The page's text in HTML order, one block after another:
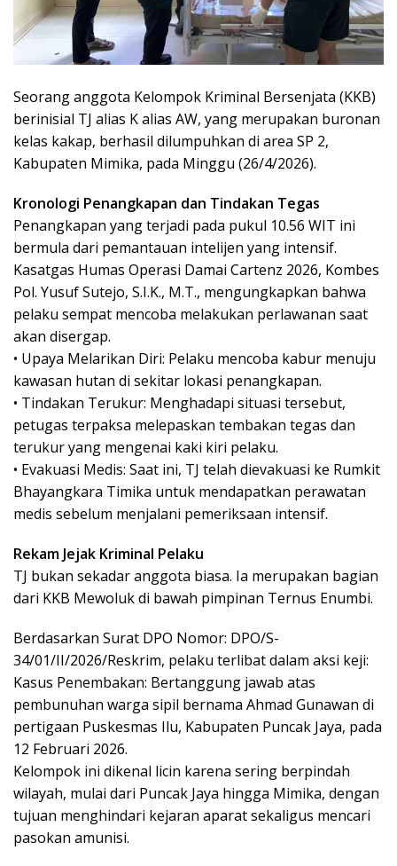
Seorang anggota Kelompok Kriminal Bersenjata (KKB)
berinisial TJ alias K alias AW, yang merupakan buronan
kelas kakap, berhasil dilumpuhkan di area SP 2,
Kabupaten Mimika, pada Minggu (26/4/2026).
Kronologi Penangkapan dan Tindakan Tegas
Penangkapan yang terjadi pada pukul 10.56 WIT ini
bermula dari pemantauan intelijen yang intensif.
Kasatgas Humas Operasi Damai Cartenz 2026, Kombes
Pol. Yusuf Sutejo, S.I.K., M.T., mengungkapkan bahwa
pelaku sempat mencoba melakukan perlawanan saat
akan disergap.
• Upaya Melarikan Diri: Pelaku mencoba kabur menuju
kawasan hutan di sekitar lokasi penangkapan.
• Tindakan Terukur: Menghadapi situasi tersebut,
petugas terpaksa melepaskan tembakan tegas dan
terukur yang mengenai kaki kiri pelaku.
• Evakuasi Medis: Saat ini, TJ telah dievakuasi ke Rumkit
Bhayangkara Timika untuk mendapatkan perawatan
medis sebelum menjalani pemeriksaan intensif.
Rekam Jejak Kriminal Pelaku
TJ bukan sekadar anggota biasa. Ia merupakan bagian
dari KKB Mewoluk di bawah pimpinan Ternus Enumbi.
Berdasarkan Surat DPO Nomor: DPO/S-
34/01/II/2026/Reskrim, pelaku terlibat dalam aksi keji:
Kasus Penembakan: Bertanggung jawab atas
pembunuhan warga sipil bernama Ahmad Gunawan di
pertigaan Puskesmas Ilu, Kabupaten Puncak Jaya, pada
12 Februari 2026.
Kelompok ini dikenal licin karena sering berpindah
wilayah, mulai dari Puncak Jaya hingga Mimika, dengan
tujuan menghindari kejaran aparat sekaligus mencari
pasokan amunisi.